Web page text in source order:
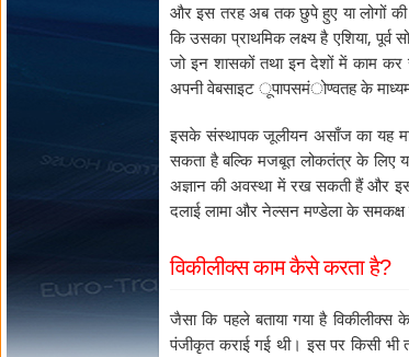
और इस तरह अब तक छुपे हुए या लोगों की
कि उसका प्राथमिक लक्ष्य है एशिया,
जो इन शासकों तथा इन देशों में काम कर
अपनी वेबसाइट ूपापसमंोण्वतह के
इसके संस्थापक जूलीयन असाँज का यह
सकता है बल्कि मजबूत लोकतंत्र के लिए
अज्ञान की अवस्था में रख सकती हैं और
दलाई लामा और नेल्सन मण्डेला के समकक्ष
विकीलीक्स काम कैसे करता है?
जैसा कि पहले बताया गया है
पंजीकृत कराई गई थी। इस पर किसी भी